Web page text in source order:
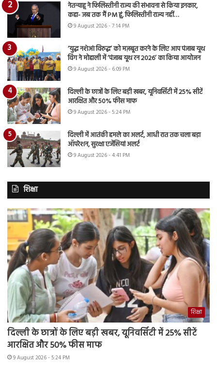
नेतन्याहू ने फिलिस्तीनी राज्य की संभावना से किया इनकार,
कहा- जब तक मैं PM हूं, फिलिस्तीनी राज्य नहीं…
9 August 2026 - 7:14 PM
‘युद्ध नशेआं विरुद्ध’ को मज़बूत करने के लिए आप पंजाब यूथ
विंग ने मोहाली में ‘पंजाब यूथ रन 2026’ का किया आयोजन
9 August 2026 - 6:09 PM
दिल्ली के छात्रों के लिए बड़ी खबर, यूनिवर्सिटी में 25% सीटें
आरक्षित और 50% फीस माफ
9 August 2026 - 5:24 PM
दिल्ली में आतंकी हमले का अलर्ट, आधी रात तक चला बड़ा
ऑपरेशन, सुरक्षा एजेंसियां अलर्ट
9 August 2026 - 4:41 PM
शिक्षा
शिक्षा
दिल्ली के छात्रों के लिए बड़ी खबर, यूनिवर्सिटी में 25% सीटें
आरक्षित और 50% फीस माफ
9 August 2026 - 5:24 PM